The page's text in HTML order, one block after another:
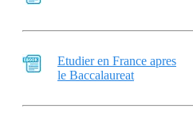
Etudier en France apres
le Baccalaureat